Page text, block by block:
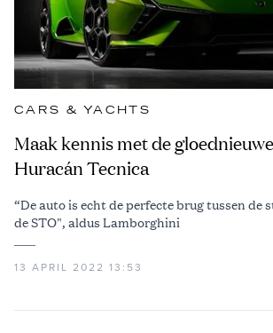
CARS & YACHTS
Maak kennis met de
Huracán Tecnica
“De auto is echt de perfecte brug tussen de
de STO", aldus Lamborghini
13 APRIL 2022 13:53